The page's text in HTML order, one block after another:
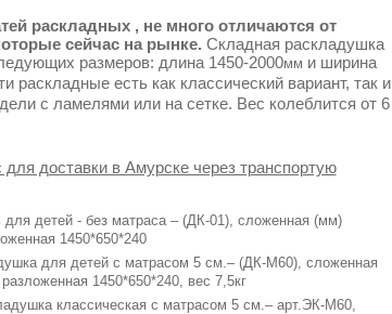
раскладных , не много отличаются от
сейчас на рынке. Складная раскладушка
размеров: длина 1450-2000мм и ширина
раскладные есть как классический вариант, так и
с ламелями или на сетке. Вес колеблится от 6
доставки в Амурске через транспортую
для детей - без матраса – (ДК-01), сложенная (мм)
1450*650*240
для детей с матрасом 5 см.– (ДК-М60), сложенная
1450*650*240, вес 7,5кг
классическая с матрасом 5 см.– арт.ЭК-М60,